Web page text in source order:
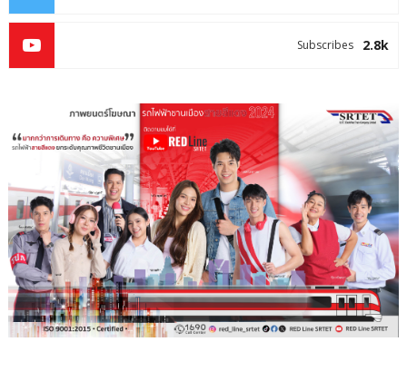
2.8k
Subscribes